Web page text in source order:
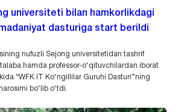
universiteti bilan hamkorlikdagi
dasturiga start berildi
nufuzli Sejong universitetidan tashrif
hamda professor-o‘qituvchilardan iborat
“WFK IT Ko‘ngillilar Guruhi Dasturi”ning
bo‘lib o‘tdi.